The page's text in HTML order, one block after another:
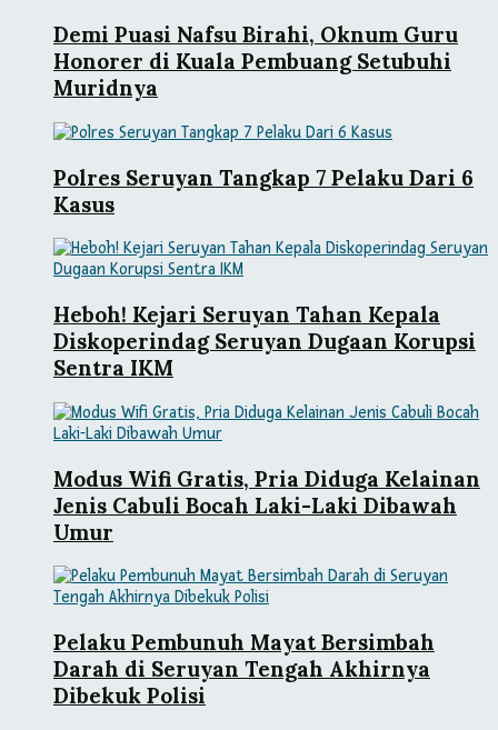
Demi Puasi Nafsu Birahi, Oknum Guru
Honorer di Kuala Pembuang Setubuhi
Muridnya
Polres Seruyan Tangkap 7 Pelaku Dari 6
Kasus
Heboh! Kejari Seruyan Tahan Kepala
Diskoperindag Seruyan Dugaan Korupsi
Sentra IKM
Modus Wifi Gratis, Pria Diduga Kelainan
Jenis Cabuli Bocah Laki-Laki Dibawah
Umur
Pelaku Pembunuh Mayat Bersimbah
Darah di Seruyan Tengah Akhirnya
Dibekuk Polisi